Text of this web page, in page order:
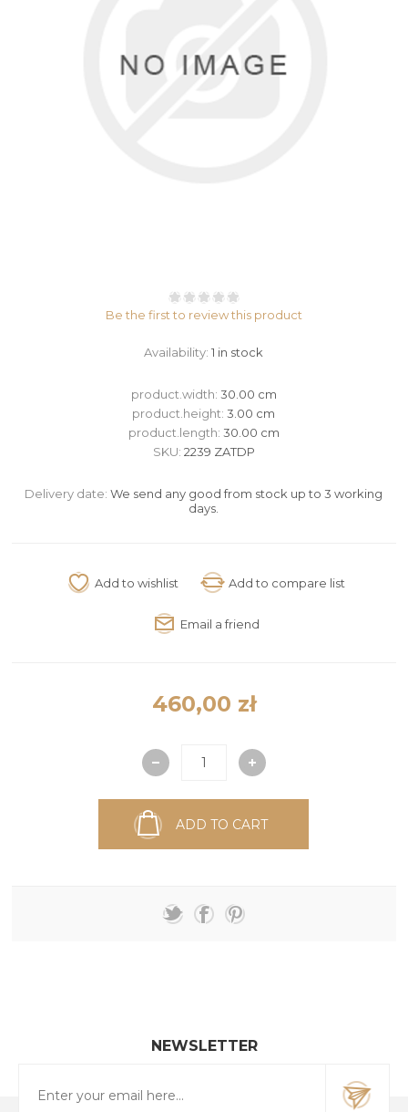
Be the first to review this product
Availability: 1 in stock
product.width: 30.00 cm
product.height:3.00 cm
product.length: 30.00 cm
SKU: 2239 ZATDP
Delivery date: We send any good from stock up to 3 working
days.
460,00 zł
ADD TO CART
NEWSLETTER